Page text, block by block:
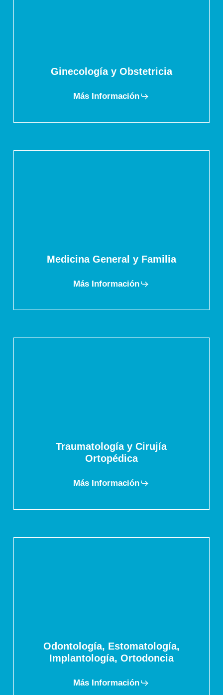
Ginecología y Obstetricia
Más Información
Medicina General y Familia
Más Información
Traumatología y Cirujía
Ortopédica
Más Información
Odontología, Estomatología,
Implantología, Ortodoncia
Más Información